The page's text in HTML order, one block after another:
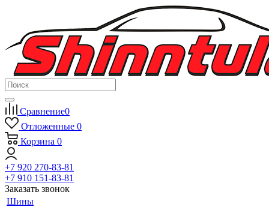
Сравнение0
Отложенные 0
Корзина 0
+7 920 270-83-81
+7 910 151-83-81
Заказать звонок
Шины